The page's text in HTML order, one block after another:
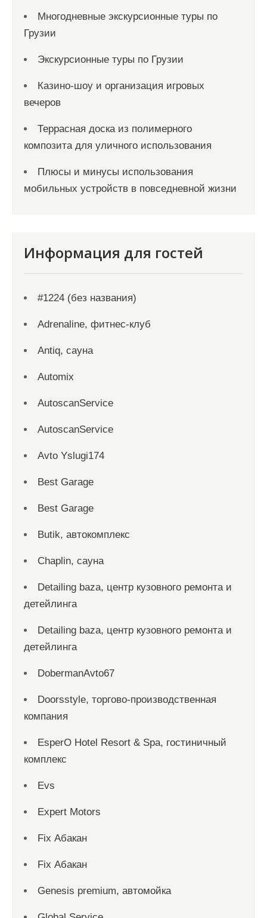
Многодневные экскурсионные туры по
Грузии
Экскурсионные туры по Грузии
Казино-шоу и организация игровых
вечеров
Террасная доска из полимерного
композита для уличного использования
Плюсы и минусы использования
мобильных устройств в повседневной жизни
Информация для гостей
#1224 (без названия)
Adrenaline, фитнес-клуб
Antiq, сауна
Automix
AutoscanService
AutoscanService
Avto Yslugi174
Best Garage
Best Garage
Butik, автокомплекс
Chaplin, сауна
Detailing baza, центр кузовного ремонта и
детейлинга
Detailing baza, центр кузовного ремонта и
детейлинга
DobermanAvto67
Doorsstyle, торгово-производственная
компания
EsperO Hotel Resort & Spa, гостиничный
комплекс
Evs
Expert Motors
Fix Абакан
Fix Абакан
Genesis premium, автомойка